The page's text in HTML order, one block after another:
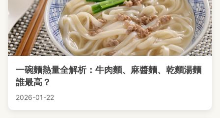
一碗麵熱量全解析：牛肉麵、麻醬麵、乾麵湯麵
誰最高？
2026-01-22